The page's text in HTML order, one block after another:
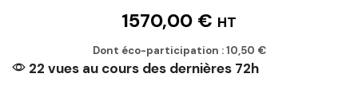
1570,00 € HT
Dont éco-participation :10,50 €
22 vues au cours des dernières 72h